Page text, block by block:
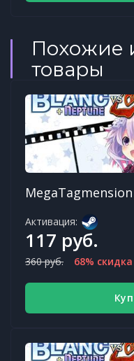
Похожие
товары
Активация:
117 руб.
360 руб. 68% скидка